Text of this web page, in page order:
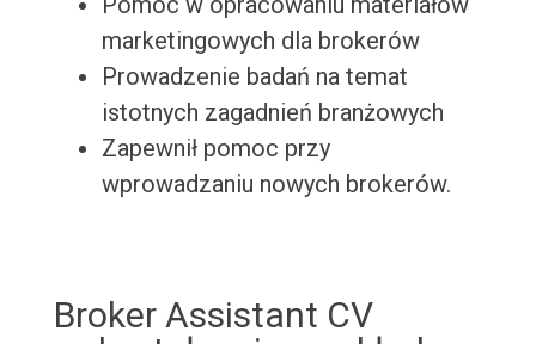
marketingowych dla brokerów
Prowadzenie badań na temat
istotnych zagadnień branżowych
Zapewnił pomoc przy
wprowadzaniu nowych brokerów.
Broker Assistant CV